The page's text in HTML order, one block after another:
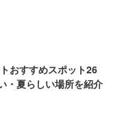
おすすめスポット26
・夏らしい場所を紹介